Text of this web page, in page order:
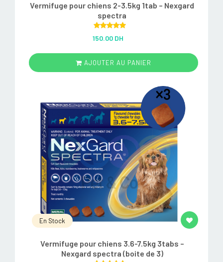
Vermifuge pour chiens 2-3.5kg 1tab – Nexgard
spectra
out of 5
150.00 DH
AJOUTER AU PANIER
En Stock
Vermifuge pour chiens 3.6-7.5kg 3tabs –
Nexgard spectra (boite de 3)